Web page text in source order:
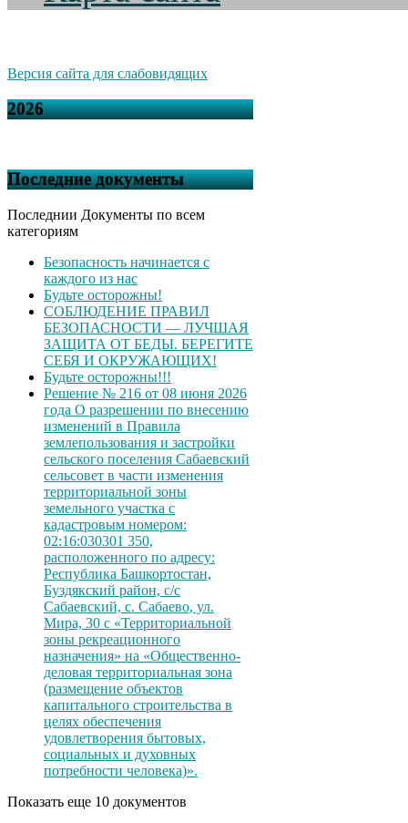
Версия сайта для слабовидящих
2026
Последние документы
Последнии Документы по всем
категориям
Безопасность начинается с
каждого из нас
Будьте осторожны!
СОБЛЮДЕНИЕ ПРАВИЛ
БЕЗОПАСНОСТИ — ЛУЧШАЯ
ЗАЩИТА ОТ БЕДЫ. БЕРЕГИТЕ
СЕБЯ И ОКРУЖАЮЩИХ!
Будьте осторожны!!!
Решение № 216 от 08 июня 2026
года О разрешении по внесению
изменений в Правила
землепользования и застройки
сельского поселения Сабаевский
сельсовет в части изменения
территориальной зоны
земельного участка с
кадастровым номером:
02:16:030301 350,
расположенного по адресу:
Республика Башкортостан,
Буздякский район, с/с
Сабаевский, с. Сабаево, ул.
Мира, 30 с «Территориальной
зоны рекреационного
назначения» на «Общественно-
деловая территориальная зона
(размещение объектов
капитального строительства в
целях обеспечения
удовлетворения бытовых,
социальных и духовных
потребности человека)».
Показать еще 10 документов